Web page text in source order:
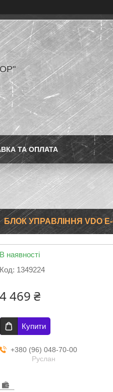
ТА ОПЛАТА
БЛОК УПРАВЛІННЯ VDO E-
В наявності
Код: 1349224
4 469 ₴
Купити
+380 (96) 048-70-00
Руслан